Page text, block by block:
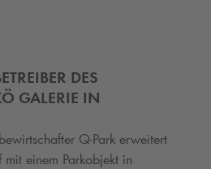
DES
GALERIE IN
Q-Park erweitert
mit einem Parkobjekt in